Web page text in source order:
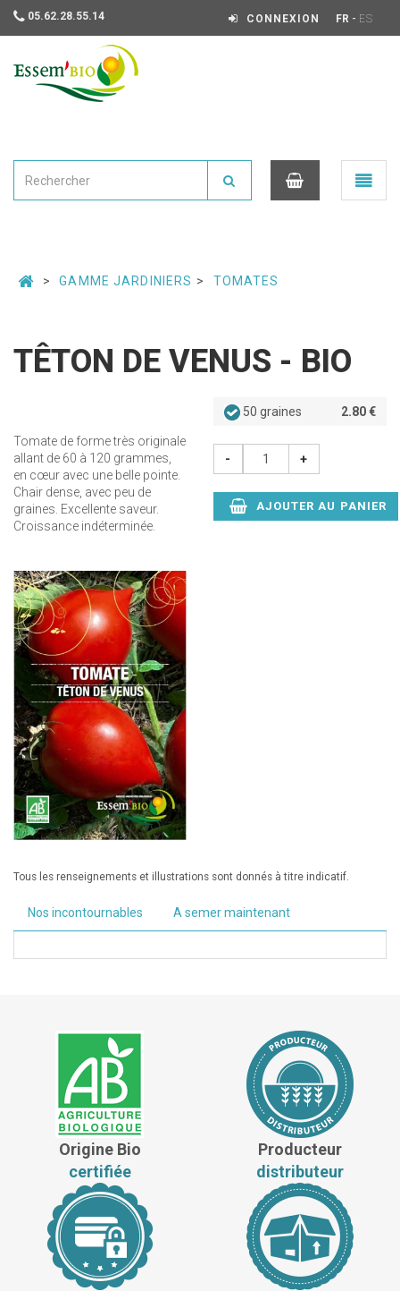
05.62.28.55.14 CONNEXION FR - ES
Ouvrir
le
GAMME JARDINIERS TOMATES
TÊTON DE VENUS - BIO
Tomate de forme très originale
allant de 60 à 120 grammes,
en cœur avec une belle pointe.
Chair dense, avec peu de
graines. Excellente saveur.
Croissance indéterminée.
50 graines 2.80 €
- +
AJOUTER AU PANIER
Tous les renseignements et illustrations sont donnés à titre indicatif.
Nos incontournables A semer maintenant
Origine Bio
certifiée
Producteur
distributeur